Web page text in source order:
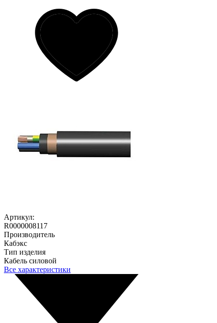
Артикул:
R0000008117
Производитель
Кабэкс
Тип изделия
Кабель силовой
Все характеристики